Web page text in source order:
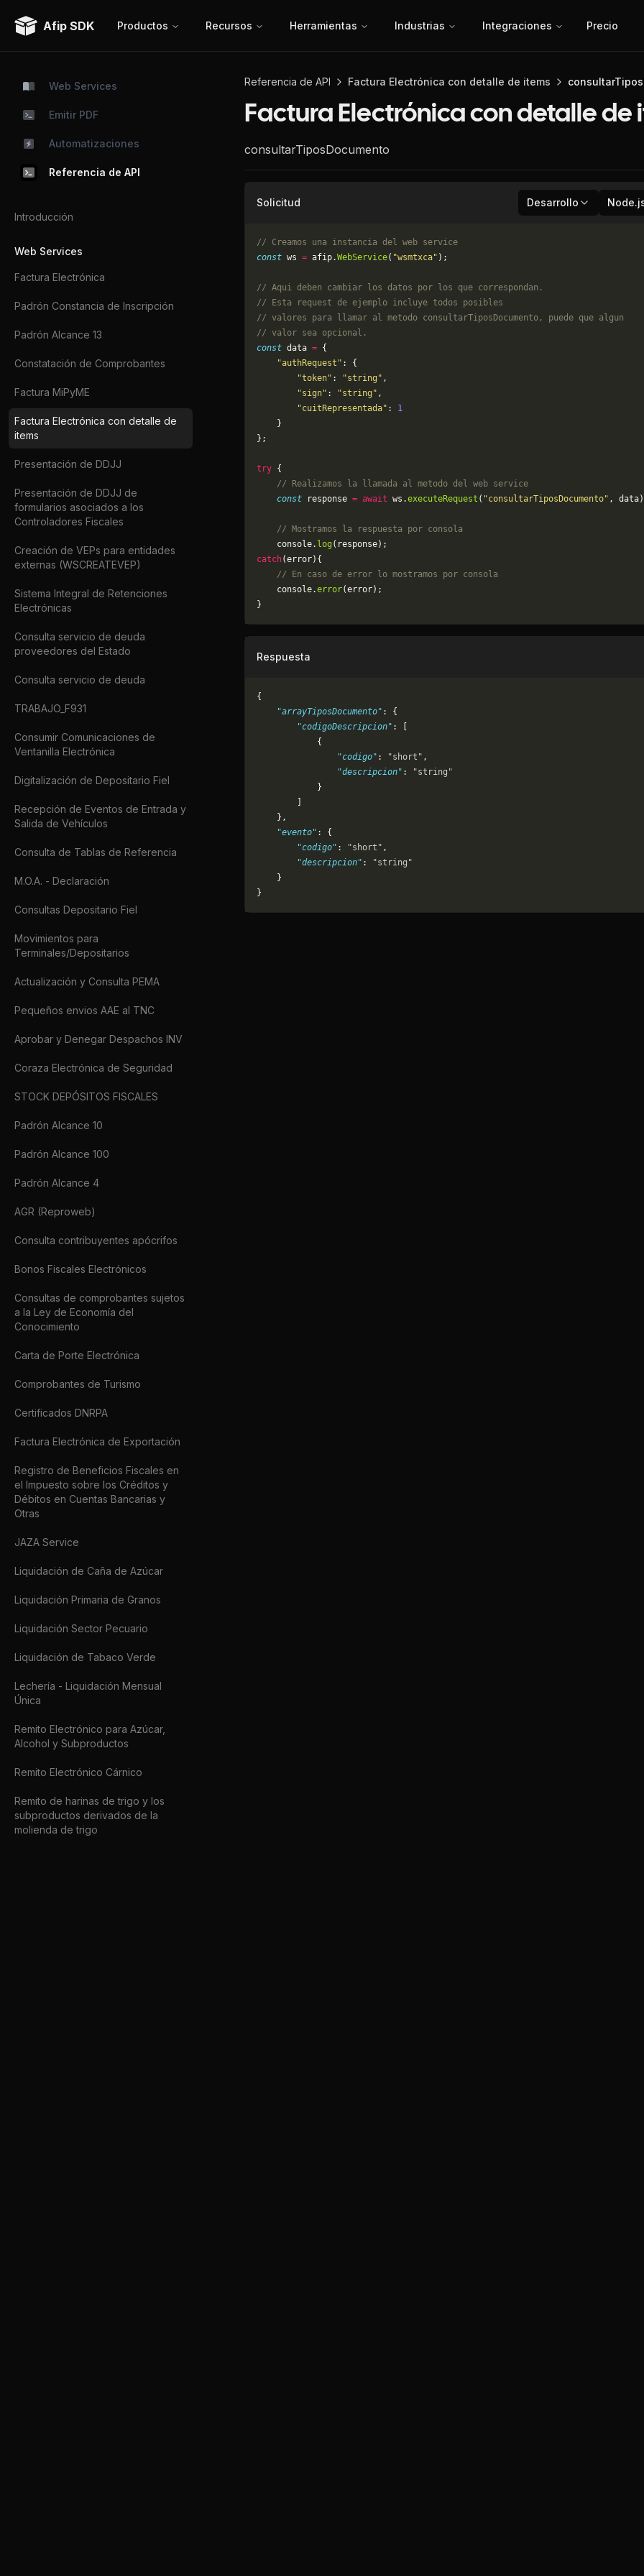
Afip SDK Productos Recursos Herramientas Industrias Integraciones Precio
Web Services
Emitir PDF
Automatizaciones
Referencia de API
Introducción
Web Services
Factura Electrónica
Padrón Constancia de Inscripción
Padrón Alcance 13
Constatación de Comprobantes
Factura MiPyME
Factura Electrónica con detalle de
items
Presentación de DDJJ
Presentación de DDJJ de
formularios asociados a los
Controladores Fiscales
Creación de VEPs para entidades
externas (WSCREATEVEP)
Sistema Integral de Retenciones
Electrónicas
Consulta servicio de deuda
proveedores del Estado
Consulta servicio de deuda
TRABAJO_F931
Consumir Comunicaciones de
Ventanilla Electrónica
Digitalización de Depositario Fiel
Recepción de Eventos de Entrada y
Salida de Vehículos
Consulta de Tablas de Referencia
M.O.A. - Declaración
Consultas Depositario Fiel
Movimientos para
Terminales/Depositarios
Actualización y Consulta PEMA
Pequeños envios AAE al TNC
Aprobar y Denegar Despachos INV
Coraza Electrónica de Seguridad
STOCK DEPÓSITOS FISCALES
Padrón Alcance 10
Padrón Alcance 100
Padrón Alcance 4
AGR (Reproweb)
Consulta contribuyentes apócrifos
Bonos Fiscales Electrónicos
Consultas de comprobantes sujetos
a la Ley de Economía del
Conocimiento
Carta de Porte Electrónica
Comprobantes de Turismo
Certificados DNRPA
Factura Electrónica de Exportación
Registro de Beneficios Fiscales en
el Impuesto sobre los Créditos y
Débitos en Cuentas Bancarias y
Otras
JAZA Service
Liquidación de Caña de Azúcar
Liquidación Primaria de Granos
Liquidación Sector Pecuario
Liquidación de Tabaco Verde
Lechería - Liquidación Mensual
Única
Remito Electrónico para Azúcar,
Alcohol y Subproductos
Remito Electrónico Cárnico
Remito de harinas de trigo y los
subproductos derivados de la
molienda de trigo
Referencia de API Factura Electrónica con detalle de items
Factura Electrónica con detalle de
consultarTiposDocumento
Solicitud Desarrollo
// Creamos una instancia del web service
const ws = afip.WebService( "wsmtxca" );
// Aqui deben cambiar los datos por los que correspondan.
// Esta request de ejemplo incluye todos posibles
// valores para llamar al metodo consultarTiposDocumento, puede que algun
// valor sea opcional.
const data = {
    "authRequest"
: {
        "token"
: "string" ,
        "sign"
: "string" ,
        "cuitRepresentada"
: 1
    }
};
try {
    // Realizamos la llamada al metodo del web service
    const
response = await ws.executeRequest ( "consultarTiposDocumento" ,
    // Mostramos la respuesta por consola
    console.
log (response);
catch(error){
    // En caso de error lo mostramos por consola
	console.
error(error);
}
Respuesta
{
    "arrayTiposDocumento"
: {
        "codigoDescripcion"
: [
            {
                "codigo"
: "short" ,
                "descripcion"
:
"string"
            }
    },
    "evento"
: {
        "codigo"
: "short" ,
        "descripcion"
:
"string"
    }
}